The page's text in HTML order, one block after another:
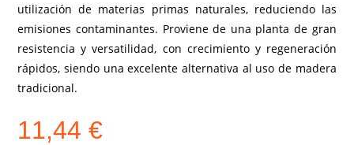
utilización de materias primas naturales, reduciendo las
emisiones contaminantes. Proviene de una planta de gran
resistencia y versatilidad, con crecimiento y regeneración
rápidos, siendo una excelente alternativa al uso de madera
tradicional.
11,44€